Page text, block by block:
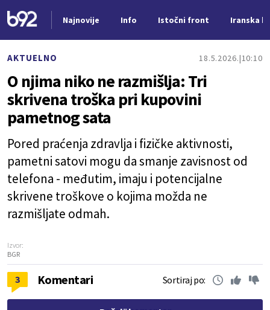
Najnovije Info Istočni front Iranska
AKTUELNO 18.5.2026. 10:10
O njima niko ne razmišlja: Tri
skrivena troška pri kupovini
pametnog sata
Pored praćenja zdravlja i fizičke aktivnosti,
pametni satovi mogu da smanje zavisnost od
telefona - međutim, imaju i potencijalne
skrivene troškove o kojima možda ne
razmišljate odmah.
Izvor:
BGR
3 Komentari Sortiraj po: